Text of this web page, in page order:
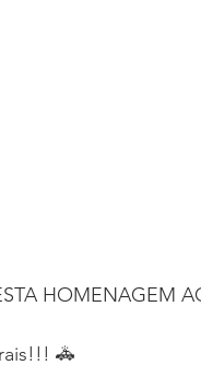
HOMENAGEM
🚓